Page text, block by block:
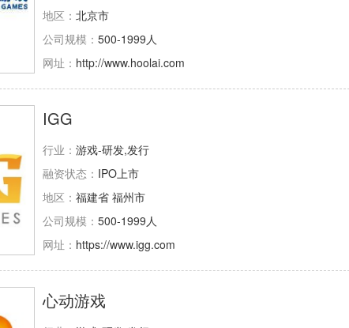
地区： 北京市
公司规模： 500-1999人
网址： http://www.hoolai.com
IGG
行业： 游戏-研发,发行
融资状态： IPO上市
地区： 福建省 福州市
公司规模： 500-1999人
网址： https://www.igg.com
心动游戏